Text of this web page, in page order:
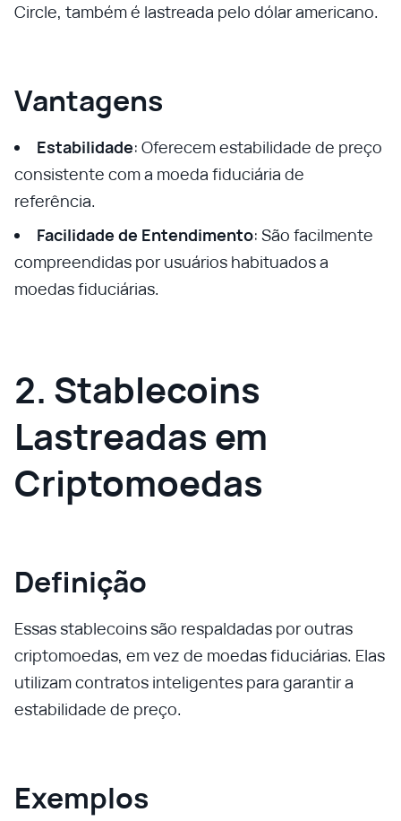
Circle, também é lastreada pelo dólar americano.
Vantagens
Estabilidade: Oferecem estabilidade de preço
consistente com a moeda fiduciária de
referência.
Facilidade de Entendimento: São facilmente
compreendidas por usuários habituados a
moedas fiduciárias.
2. Stablecoins
Lastreadas em
Criptomoedas
Definição
Essas stablecoins são respaldadas por outras
criptomoedas, em vez de moedas fiduciárias. Elas
utilizam contratos inteligentes para garantir a
estabilidade de preço.
Exemplos